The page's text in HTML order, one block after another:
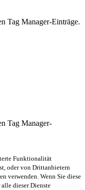
Tag Manager-Einträge.
Tag Manager-
Funktionalität
oder von Drittanbietern
verwenden. Wenn Sie diese
dieser Dienste